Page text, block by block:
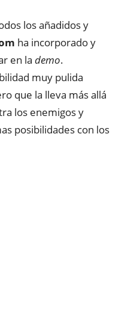
los añadidos y
ha incorporado y
en la demo.
muy pulida
que la lleva más allá
los enemigos y
posibilidades con los